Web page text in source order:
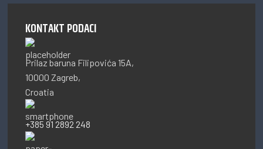
KONTAKT PODACI
Prilaz baruna Filipovića 15A,
10000 Zagreb,
Croatia
+385 91 2892 248